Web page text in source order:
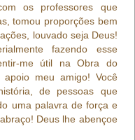
os professores que
tomou proporções bem
louvado seja Deus!
fazendo esse
me útil na Obra do
apoio meu amigo! Você
de pessoas que
uma palavra de força e
Deus lhe abençoe